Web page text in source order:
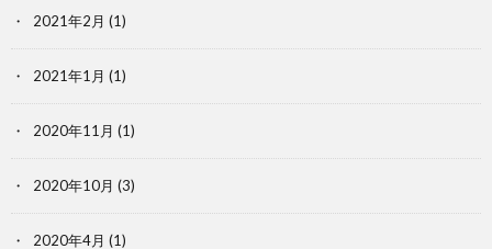
2021年2月 (1)
2021年1月 (1)
2020年11月 (1)
2020年10月 (3)
2020年4月 (1)